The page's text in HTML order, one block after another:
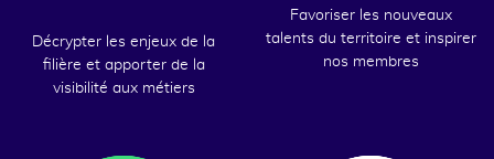
Décrypter les enjeux de la
filière et apporter de la
visibilité aux métiers
Favoriser les nouveaux
talents du territoire et inspirer
nos membres